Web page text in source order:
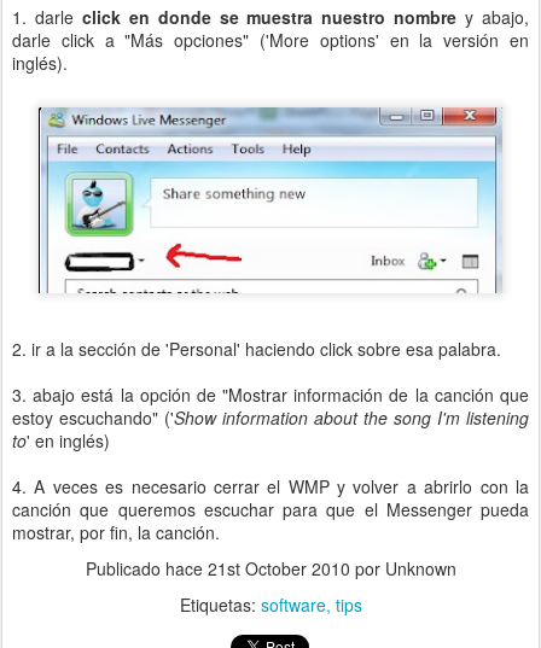
1. darle click en donde se muestra nuestro nombre y abajo,
darle click a "Más opciones" ('More options' en la versión en
inglés).
2. ir a la sección de 'Personal' haciendo click sobre esa palabra.
3. abajo está la opción de "Mostrar información de la canción que
estoy escuchando" ('Show information about the song I'm listening
to' en inglés)
4. A veces es necesario cerrar el WMP y volver a abrirlo con la
canción que queremos escuchar para que el Messenger pueda
mostrar, por fin, la canción.
Publicado hace 21st October 2010 por Unknown
Etiquetas: software tips